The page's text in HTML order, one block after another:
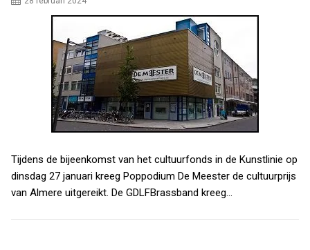
Tijdens de bijeenkomst van het cultuurfonds in de Kunstlinie op
dinsdag 27 januari kreeg Poppodium De Meester de cultuurprijs
van Almere uitgereikt. De GDLFBrassband kreeg…